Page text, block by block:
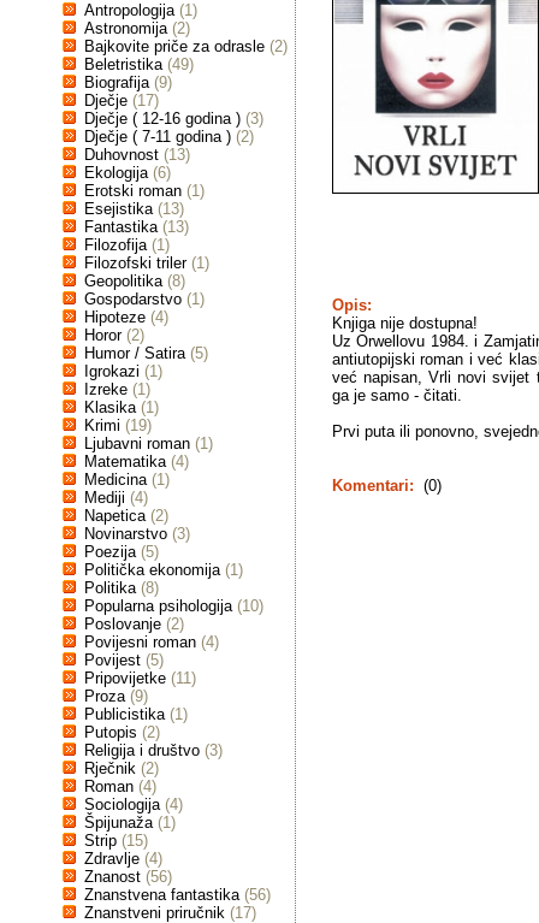
Antropologija (1)
Astronomija (2)
Bajkovite priče za odrasle (2)
Beletristika (49)
Biografija (9)
Dječje (17)
Dječje ( 12-16 godina ) (3)
Dječje ( 7-11 godina ) (2)
Duhovnost (13)
Ekologija (6)
Erotski roman (1)
Esejistika (13)
Fantastika (13)
Filozofija (1)
Filozofski triler (1)
Geopolitika (8)
Gospodarstvo (1)
Hipoteze (4)
Horor (2)
Humor / Satira (5)
Igrokazi (1)
Izreke (1)
Klasika (1)
Krimi (19)
Ljubavni roman (1)
Matematika (4)
Medicina (1)
Mediji (4)
Napetica (2)
Novinarstvo (3)
Poezija (5)
Politička ekonomija (1)
Politika (8)
Popularna psihologija (10)
Poslovanje (2)
Povijesni roman (4)
Povijest (5)
Pripovijetke (11)
Proza (9)
Publicistika (1)
Putopis (2)
Religija i društvo (3)
Rječnik (2)
Roman (4)
Sociologija (4)
Špijunaža (1)
Strip (15)
Zdravlje (4)
Znanost (56)
Znanstvena fantastika (56)
Znanstveni priručnik (17)
Opis:
Knjiga nije dostupna!
Uz Orwellovu 1984. i
antiutopijski roman i već
već napisan, Vrli novi svijet
ga je samo - čitati.
Prvi puta ili ponovno,
Komentari: (0)